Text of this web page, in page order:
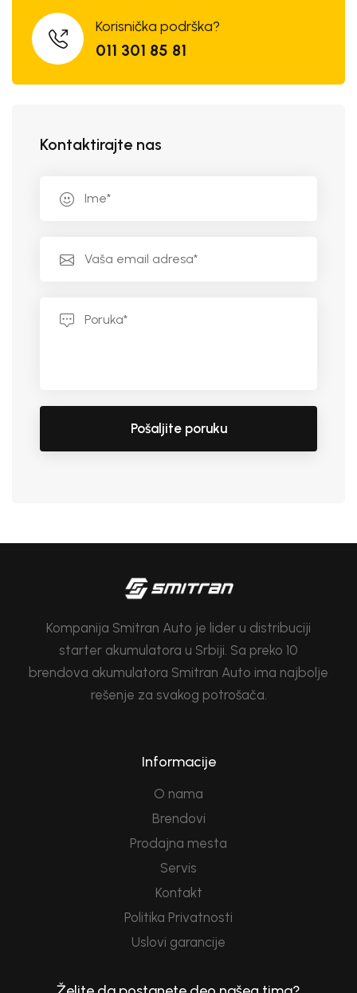
Korisnička podrška?
011 301 85 81
Kontaktirajte nas
Pošaljite poruku
Kompanija Smitran Auto je lider u distribuciji
starter akumulatora u Srbiji. Sa preko 10
brendova akumulatora Smitran Auto ima najbolje
rešenje za svakog potrošača.
Informacije
O nama
Brendovi
Prodajna mesta
Servis
Kontakt
Politika Privatnosti
Uslovi garancije